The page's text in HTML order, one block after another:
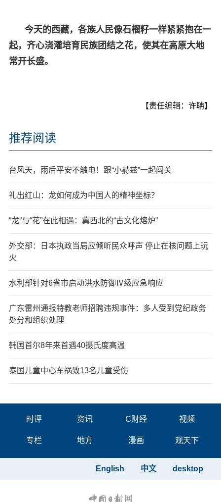
今天的西藏，各族人民像石榴籽一样紧紧抱在一
起，齐心浇灌培育民族团结之花，使其在高原大地
常开长盛。
【责任编辑：许聃】
推荐阅读
台风天，雨后平安不触电！跟“小赫兹”一起闯关
礼出红山：龙如何成为中国人的精神坐标？
“龙”与“花”在此相遇：冀西北的“古文化熔炉”
外交部：日本执政当局应倾听民众呼声 停止在核问题上玩
火
水利部针对6省市启动洪水防御Ⅳ级应急响应
广东雷州通报特教老师招聘违规事件：多人受到党纪政务
处分和组织处理
韩国首尔8年来首遇40摄氏度高温
泰国儿童中心车祸致13名儿童受伤
时评 资讯 C财经 视频
专栏 地方 漫画 观天下
desktop
中文
English